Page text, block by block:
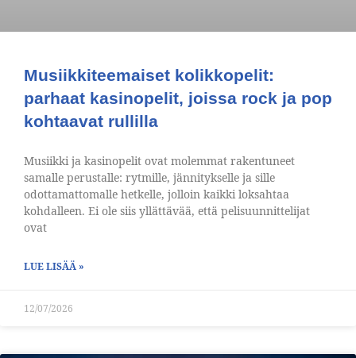
Musiikkiteemaiset kolikkopelit:
parhaat kasinopelit, joissa rock ja pop
kohtaavat rullilla
Musiikki ja kasinopelit ovat molemmat rakentuneet
samalle perustalle: rytmille, jännitykselle ja sille
odottamattomalle hetkelle, jolloin kaikki loksahtaa
kohdalleen. Ei ole siis yllättävää, että pelisuunnittelijat
ovat
LUE LISÄÄ »
12/07/2026